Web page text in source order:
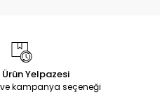
Ürün Yelpazesi
kampanya seçeneği